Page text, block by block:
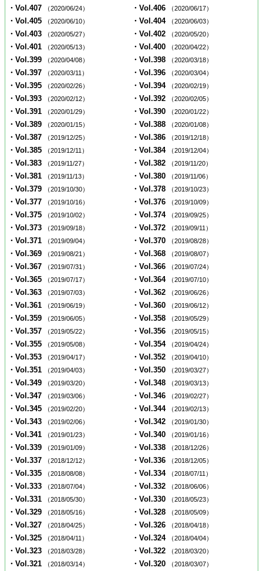
・Vol.407 （2020/06/24） ・Vol.406 （2020/06/17）
・Vol.405 （2020/06/10） ・Vol.404 （2020/06/03）
・Vol.403 （2020/05/27） ・Vol.402 （2020/05/20）
・Vol.401 （2020/05/13） ・Vol.400 （2020/04/22）
・Vol.399 （2020/04/08） ・Vol.398 （2020/03/18）
・Vol.397 （2020/03/11） ・Vol.396 （2020/03/04）
・Vol.395 （2020/02/26） ・Vol.394 （2020/02/19）
・Vol.393 （2020/02/12） ・Vol.392 （2020/02/05）
・Vol.391 （2020/01/29） ・Vol.390 （2020/01/22）
・Vol.389 （2020/01/15） ・Vol.388 （2020/01/08）
・Vol.387 （2019/12/25） ・Vol.386 （2019/12/18）
・Vol.385 （2019/12/11） ・Vol.384 （2019/12/04）
・Vol.383 （2019/11/27） ・Vol.382 （2019/11/20）
・Vol.381 （2019/11/13） ・Vol.380 （2019/11/06）
・Vol.379 （2019/10/30） ・Vol.378 （2019/10/23）
・Vol.377 （2019/10/16） ・Vol.376 （2019/10/09）
・Vol.375 （2019/10/02） ・Vol.374 （2019/09/25）
・Vol.373 （2019/09/18） ・Vol.372 （2019/09/11）
・Vol.371 （2019/09/04） ・Vol.370 （2019/08/28）
・Vol.369 （2019/08/21） ・Vol.368 （2019/08/07）
・Vol.367 （2019/07/31） ・Vol.366 （2019/07/24）
・Vol.365 （2019/07/17） ・Vol.364 （2019/07/10）
・Vol.363 （2019/07/03） ・Vol.362 （2019/06/26）
・Vol.361 （2019/06/19） ・Vol.360 （2019/06/12）
・Vol.359 （2019/06/05） ・Vol.358 （2019/05/29）
・Vol.357 （2019/05/22） ・Vol.356 （2019/05/15）
・Vol.355 （2019/05/08） ・Vol.354 （2019/04/24）
・Vol.353 （2019/04/17） ・Vol.352 （2019/04/10）
・Vol.351 （2019/04/03） ・Vol.350 （2019/03/27）
・Vol.349 （2019/03/20） ・Vol.348 （2019/03/13）
・Vol.347 （2019/03/06） ・Vol.346 （2019/02/27）
・Vol.345 （2019/02/20） ・Vol.344 （2019/02/13）
・Vol.343 （2019/02/06） ・Vol.342 （2019/01/30）
・Vol.341 （2019/01/23） ・Vol.340 （2019/01/16）
・Vol.339 （2019/01/09） ・Vol.338 （2018/12/26）
・Vol.337 （2018/12/12） ・Vol.336 （2018/12/05）
・Vol.335 （2018/08/08） ・Vol.334 （2018/07/11）
・Vol.333 （2018/07/04） ・Vol.332 （2018/06/06）
・Vol.331 （2018/05/30） ・Vol.330 （2018/05/23）
・Vol.329 （2018/05/16） ・Vol.328 （2018/05/09）
・Vol.327 （2018/04/25） ・Vol.326 （2018/04/18）
・Vol.325 （2018/04/11） ・Vol.324 （2018/04/04）
・Vol.323 （2018/03/28） ・Vol.322 （2018/03/20）
・Vol.321 （2018/03/14） ・Vol.320 （2018/03/07）